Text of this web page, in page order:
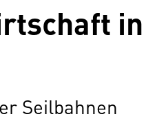
in
Seilbahnen